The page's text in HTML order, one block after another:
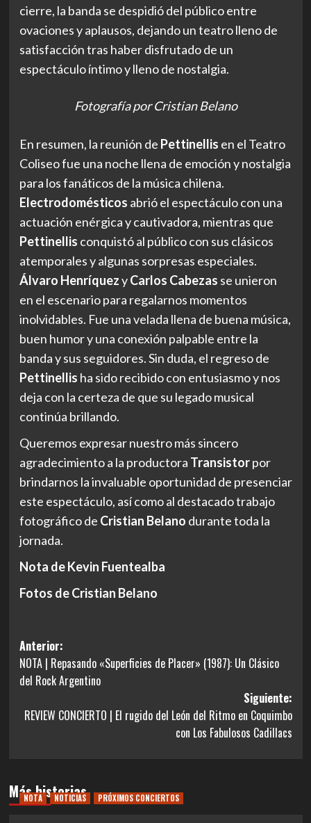
cierre, la banda se despidió del público entre
ovaciones y aplausos, dejando un teatro lleno de
satisfacción tras haber disfrutado de un
espectáculo íntimo y lleno de nostalgia.
Fotografía por Cristian Belano
En resumen, la reunión de Pettinellis en el Teatro
Coliseo fue una noche llena de emoción y nostalgia
para los fanáticos de la música chilena.
Electrodomésticos abrió el espectáculo con una
actuación enérgica y cautivadora, mientras que
Pettinellis conquistó al público con sus clásicos
atemporales y algunas sorpresas especiales.
Álvaro HenríquezyCarlos Cabezas se unieron
en el escenario para regalarnos momentos
inolvidables. Fue una velada llena de buena música,
buen humor y una conexión palpable entre la
banda y sus seguidores. Sin duda, el regreso de
Pettinellis ha sido recibido con entusiasmo y nos
deja con la certeza de que su legado musical
continúa brillando.
Queremos expresar nuestro más sincero
agradecimiento a la productora Transistorpor
brindarnos la invaluable oportunidad de presenciar
este espectáculo, así como al destacado trabajo
fotográfico de Cristian Belano durante toda la
jornada.
Nota de Kevin Fuentealba
Fotos de Cristian Belano
Navegación
de
entradas
Anterior:
NOTA | Repasando «Superficies de Placer» (1987): Un Clásico
del Rock Argentino
Siguiente:
REVIEW CONCIERTO | El rugido del León del Ritmo en Coquimbo
con Los Fabulosos Cadillacs
Más historias
NOTA NOTICIAS PRÓXIMOS CONCIERTOS